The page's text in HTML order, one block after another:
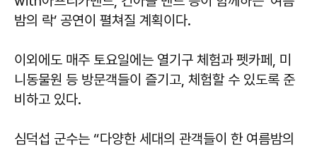
밤의 락’ 공연이 펼쳐질 계획이다.
이외에도 매주 토요일에는 열기구 체험과 펫카페, 미
니동물원 등 방문객들이 즐기고, 체험할 수 있도록 준
비하고 있다.
심덕섭 군수는 “다양한 세대의 관객들이 한 여름밤의